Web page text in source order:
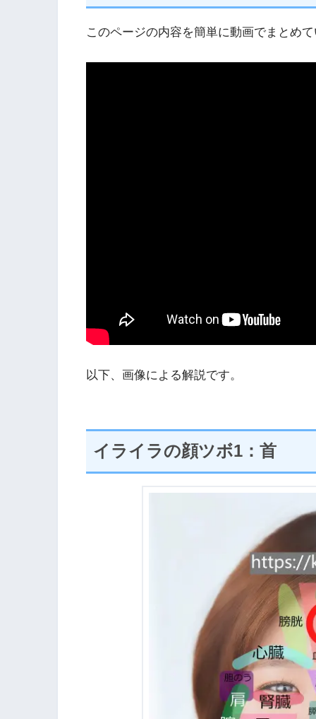
このページの内容を簡単に動画でまとめ
以下、画像による解説です。
イライラの顔ツボ1：首